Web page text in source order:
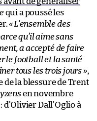
qui a poussé les
«L’ensemble des
qu’il aime sans
a accepté de faire
le football et la santé
tous les trois jours »,
de la blessure de Trent
ennovembre
d’Olivier Dall’Oglio à